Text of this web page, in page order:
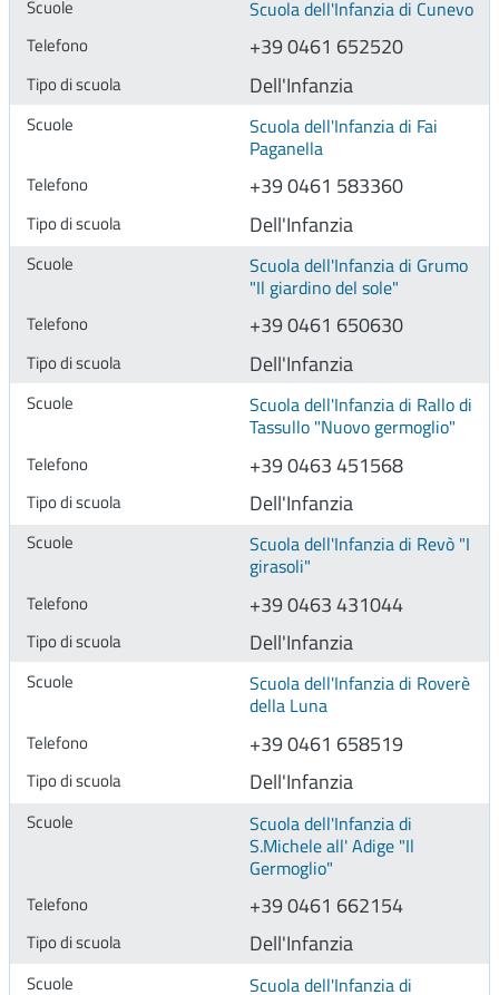
Scuola dell'Infanzia di Cunevo
+39 0461 652520
Dell'Infanzia
Scuola dell'Infanzia di Fai
Paganella
+39 0461 583360
Dell'Infanzia
Scuola dell'Infanzia di Grumo
"Il giardino del sole"
+39 0461 650630
Dell'Infanzia
Scuola dell'Infanzia di Rallo di
Tassullo "Nuovo germoglio"
+39 0463 451568
Dell'Infanzia
Scuola dell'Infanzia di Revò "I
girasoli"
+39 0463 431044
Dell'Infanzia
Scuola dell'Infanzia di Roverè
della Luna
+39 0461 658519
Dell'Infanzia
Scuola dell'Infanzia di
S.Michele all' Adige "Il
Germoglio"
+39 0461 662154
Dell'Infanzia
Scuola dell'Infanzia di